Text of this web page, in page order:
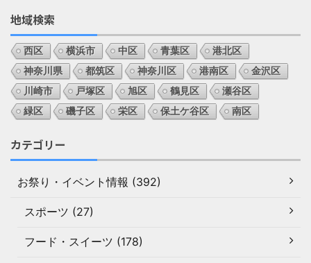
地域検索
西区 横浜市 中区 青葉区
港北区
神奈川県
都筑区 神奈川区 港南区
金沢区
川崎市
戸塚区 旭区 鶴見区
瀬谷区
緑区
磯子区 栄区 保土ケ谷区 南区
カテゴリー
お祭り・イベント情報 (392)
スポーツ (27)
フード・スイーツ (178)